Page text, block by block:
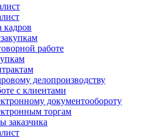
кадров
работе
делопроизводству
с клиентами
документообороту
торгам
заказчика